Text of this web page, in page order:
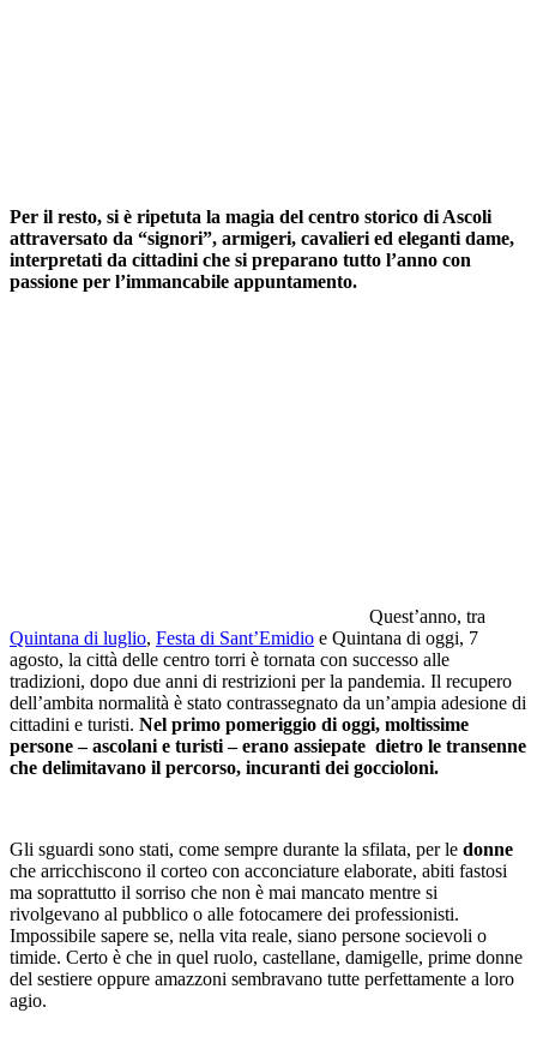
Per il resto, si è ripetuta la magia del centro storico di Ascoli
attraversato da “signori”, armigeri, cavalieri ed eleganti dame,
interpretati da cittadini che si preparano tutto l’anno con
passione per l’immancabile appuntamento.
Quest’anno, tra
Quintana di luglio, Festa di Sant’Emidio e Quintana di oggi, 7
agosto, la città delle centro torri è tornata con successo alle
tradizioni, dopo due anni di restrizioni per la pandemia. Il recupero
dell’ambita normalità è stato contrassegnato da un’ampia adesione di
cittadini e turisti. Nel primo pomeriggio di oggi, moltissime
persone – ascolani e turisti – erano assiepate dietro le transenne
che delimitavano il percorso, incuranti dei goccioloni.
Gli sguardi sono stati, come sempre durante la sfilata, per le donne
che arricchiscono il corteo con acconciature elaborate, abiti fastosi
ma soprattutto il sorriso che non è mai mancato mentre si
rivolgevano al pubblico o alle fotocamere dei professionisti.
Impossibile sapere se, nella vita reale, siano persone socievoli o
timide. Certo è che in quel ruolo, castellane, damigelle, prime donne
del sestiere oppure amazzoni sembravano tutte perfettamente a loro
agio.